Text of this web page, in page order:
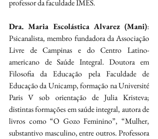
professor da faculdade IMES.
Dra. Maria Escolástica Alvarez (Mani):
Psicanalista, membro fundadora da Associação
Livre de Campinas e do Centro Latino-
americano de Saúde Integral. Doutora em
Filosofia da Educação pela Faculdade de
Educação da Unicamp, formação na Université
Paris V sob orientação de Julia Kristeva;
distintas formações em saúde integral, autora de
livros como “O Gozo Feminino”, “Mulher,
substantivo masculino, entre outros. Professora